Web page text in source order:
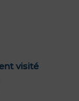
visité